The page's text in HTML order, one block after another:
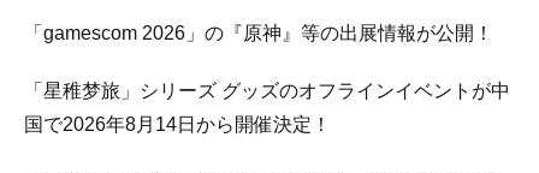
「gamescom 2026」の『原神』等の出展情報が公開！
「星稚梦旅」シリーズ グッズのオフラインイベントが中
国で2026年8月14日から開催決定！